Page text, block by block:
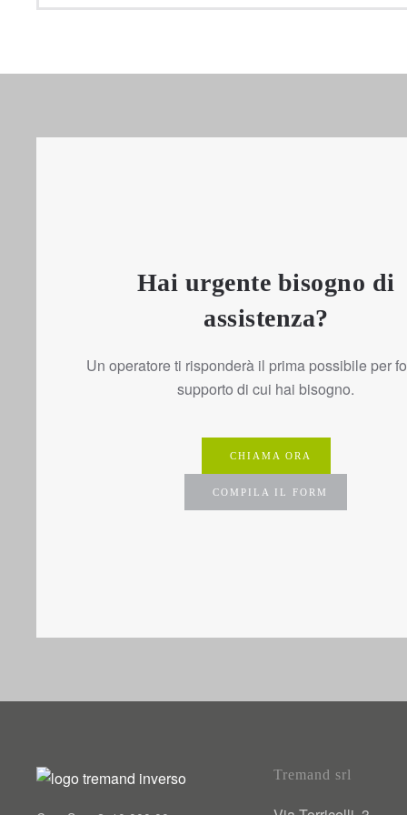
Hai urgente bisogno di
assistenza?
Un operatore ti risponderà il prima possibile per
supporto di cui hai bisogno.
CHIAMA ORA
COMPILA IL FORM
Tremand srl